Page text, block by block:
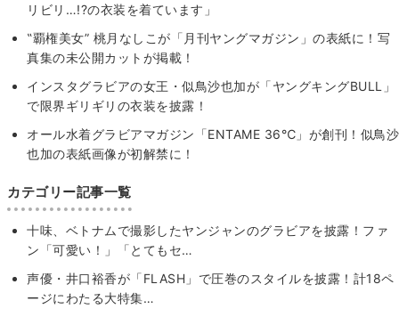
リビリ…!?の衣装を着ています」
‟覇権美女” 桃月なしこが「月刊ヤングマガジン」の表紙に！写
真集の未公開カットが掲載！
インスタグラビアの女王・似鳥沙也加が「ヤングキングBULL」
で限界ギリギリの衣装を披露！
オール水着グラビアマガジン「ENTAME 36℃」が創刊！似鳥沙
也加の表紙画像が初解禁に！
カテゴリー記事一覧
十味、ベトナムで撮影したヤンジャンのグラビアを披露！ファ
ン「可愛い！」「とてもセ…
声優・井口裕香が「FLASH」で圧巻のスタイルを披露！計18ペ
ージにわたる大特集…